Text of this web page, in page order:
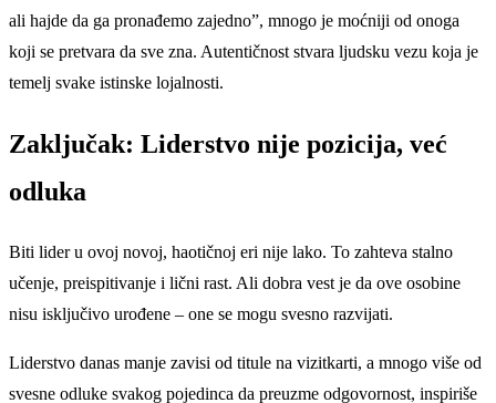
ali hajde da ga pronađemo zajedno”, mnogo je moćniji od onoga
koji se pretvara da sve zna. Autentičnost stvara ljudsku vezu koja je
temelj svake istinske lojalnosti.
Zaključak: Liderstvo nije pozicija, već
odluka
Biti lider u ovoj novoj, haotičnoj eri nije lako. To zahteva stalno
učenje, preispitivanje i lični rast. Ali dobra vest je da ove osobine
nisu isključivo urođene – one se mogu svesno razvijati.
Liderstvo danas manje zavisi od titule na vizitkarti, a mnogo više od
svesne odluke svakog pojedinca da preuzme odgovornost, inspiriše